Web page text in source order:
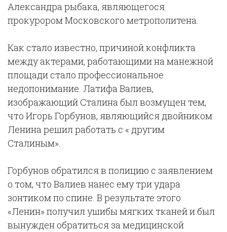
Александра рыбака, являющегося
прокурором Московского метрополитена.
Как стало известно, причиной конфликта
между актерами, работающими на манежной
площади стало профессиональное
недопонимание. Латифа Валиев,
изображающий Сталина был возмущен тем,
что Игорь Горбунов, являющийся двойником
Ленина решил работать с « другим
Сталиным».
Горбунов обратился в полицию с заявлением
о том, что Валиев нанес ему три удара
зонтиком по спине. В результате этого
«Ленин» получил ушибы мягких тканей и был
вынужден обратиться за медицинской